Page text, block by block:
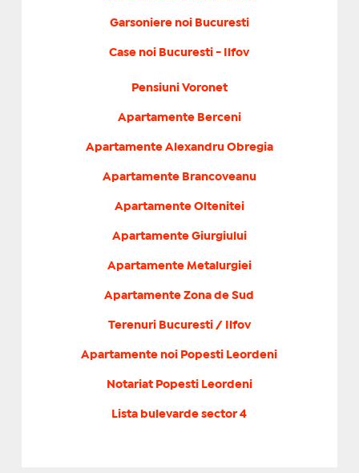
Garsoniere noi Bucuresti
Case noi Bucuresti - Ilfov
Pensiuni Voronet
Apartamente Berceni
Apartamente Alexandru Obregia
Apartamente Brancoveanu
Apartamente Oltenitei
Apartamente Giurgiului
Apartamente Metalurgiei
Apartamente Zona de Sud
Terenuri Bucuresti / Ilfov
Apartamente noi Popesti Leordeni
Notariat Popesti Leordeni
Lista bulevarde sector 4